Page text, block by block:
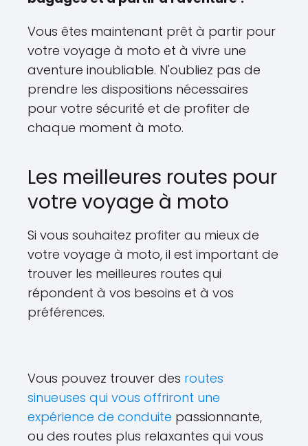
Vous êtes maintenant prêt à partir pour
votre voyage à moto et à vivre une
aventure inoubliable. N'oubliez pas de
prendre les dispositions nécessaires
pour votre sécurité et de profiter de
chaque moment à moto.
Les meilleures routes pour
votre voyage à moto
Si vous souhaitez profiter au mieux de
votre voyage à moto, il est important de
trouver les meilleures routes qui
répondent à vos besoins et à vos
préférences.
Vous pouvez trouver des routes
sinueuses qui vous offriront une
expérience de conduite passionnante,
ou des routes plus relaxantes qui vous